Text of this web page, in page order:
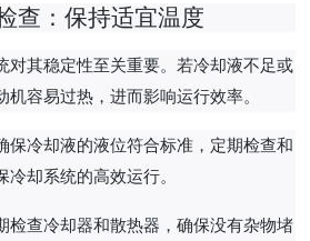
查：保持适宜温度
对其稳定性至关重要。若冷却液不足或
容易过热，进而影响运行效率。
保冷却液的液位符合标准，定期检查和
却系统的高效运行。
检查冷却器和散热器，确保没有杂物堵